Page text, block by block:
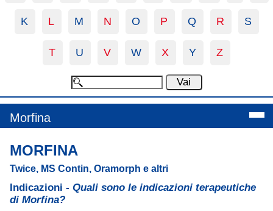
K L M N O P Q R S
T U V W X Y Z
Morfina
MORFINA
Twice, MS Contin, Oramorph e altri
Indicazioni - Quali sono le indicazioni terapeutiche
di Morfina?